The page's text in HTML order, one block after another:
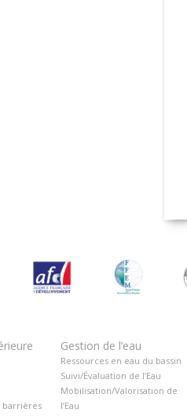
barrières
Gestion de l’eau
Ressources en eau du bassin
Suivi/Évaluation de l’Eau
Mobilisation/Valorisation de
l’Eau